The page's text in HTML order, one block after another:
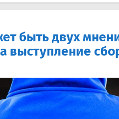
быть двух
выступление